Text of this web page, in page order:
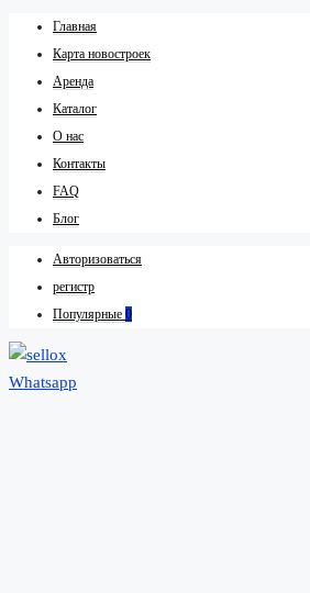
Главная
Карта новостроек
Аренда
Каталог
О нас
Контакты
FAQ
Блог
Авторизоваться
регистр
Популярные 0
Whatsapp